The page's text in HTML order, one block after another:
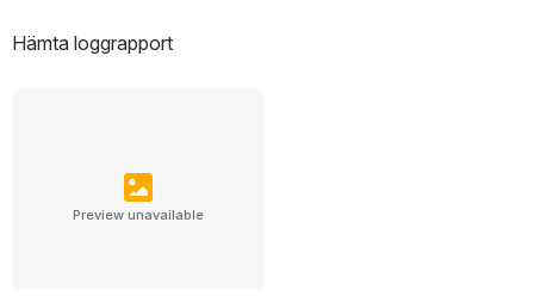
Hämta loggrapport
Preview unavailable